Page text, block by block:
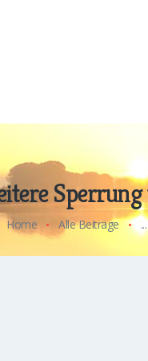
Sperrung
Home Alle Beiträge ...